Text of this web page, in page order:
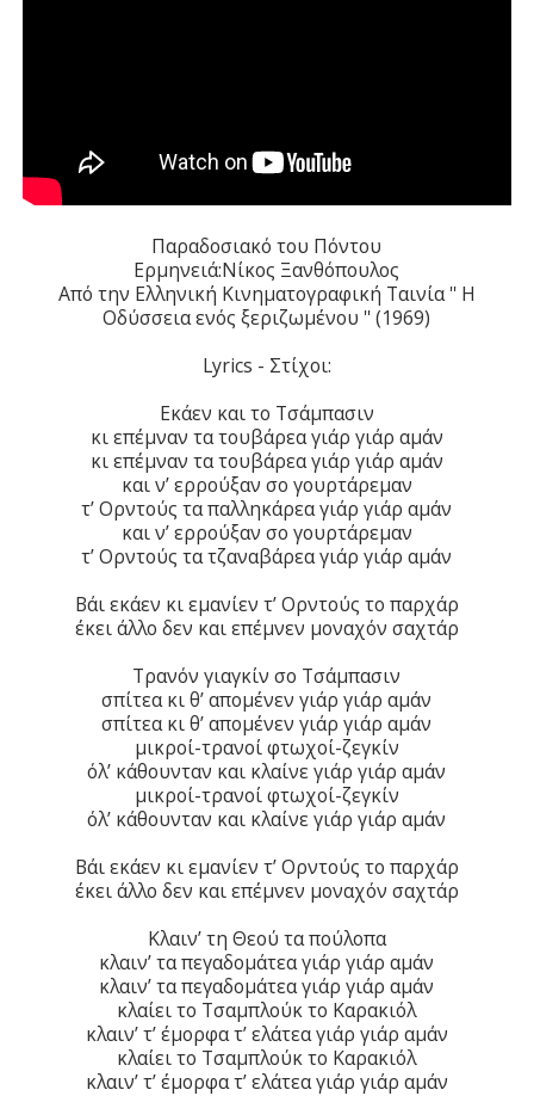
Παραδοσιακό του Πόντου
Ερμηνειά:Νίκος Ξανθόπουλος
Από την Ελληνική Κινηματογραφική Ταινία '' Η
Οδύσσεια ενός ξεριζωμένου '' (1969)
Lyrics - Στίχοι:
Εκάεν και το Τσάμπασιν
κι επέμναν τα τουβάρεα γιάρ γιάρ αμάν
κι επέμναν τα τουβάρεα γιάρ γιάρ αμάν
και ν’ ερρούξαν σο γουρτάρεμαν
τ’ Ορντούς τα παλληκάρεα γιάρ γιάρ αμάν
και ν’ ερρούξαν σο γουρτάρεμαν
τ’ Ορντούς τα τζαναβάρεα γιάρ γιάρ αμάν
Βάι εκάεν κι εμανίεν τ’ Ορντούς το παρχάρ
έκει άλλο δεν και επέμνεν μοναχόν σαχτάρ
Τρανόν γιαγκίν σο Τσάμπασιν
σπίτεα κι θ’ απομένεν γιάρ γιάρ αμάν
σπίτεα κι θ’ απομένεν γιάρ γιάρ αμάν
μικροί-τρανοί φτωχοί-ζεγκίν
όλ’ κάθουνταν και κλαίνε γιάρ γιάρ αμάν
μικροί-τρανοί φτωχοί-ζεγκίν
όλ’ κάθουνταν και κλαίνε γιάρ γιάρ αμάν
Βάι εκάεν κι εμανίεν τ’ Ορντούς το παρχάρ
έκει άλλο δεν και επέμνεν μοναχόν σαχτάρ
Κλαιν’ τη Θεού τα πούλοπα
κλαιν’ τα πεγαδομάτεα γιάρ γιάρ αμάν
κλαιν’ τα πεγαδομάτεα γιάρ γιάρ αμάν
κλαίει το Τσαμπλούκ το Καρακιόλ
κλαιν’ τ’ έμορφα τ’ ελάτεα γιάρ γιάρ αμάν
κλαίει το Τσαμπλούκ το Καρακιόλ
κλαιν’ τ’ έμορφα τ’ ελάτεα γιάρ γιάρ αμάν